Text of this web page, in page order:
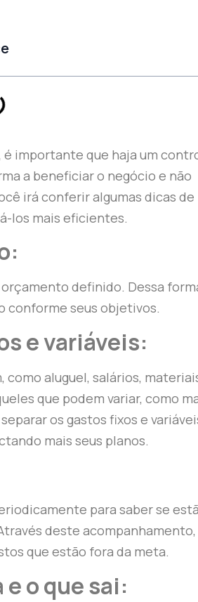
é importante que haja um
a beneficiar o negócio e não
irá conferir algumas dicas de
los mais eficientes.
definido. Dessa
conforme seus objetivos.
e variáveis:
como aluguel, salários,
que podem variar, como
os gastos fixos e
mais seus planos.
para saber se
deste acompanhamento,
que estão fora da meta.
o que sai: